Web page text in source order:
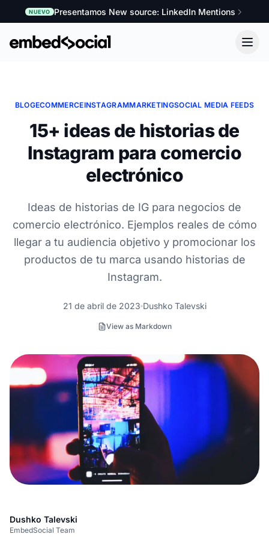
NUEVO Presentamos New source: LinkedIn Mentions
BLOGECOMMERCEINSTAGRAMMARKETINGSOCIAL MEDIA FEEDS
15+ ideas de historias de
Instagram para comercio
electrónico
Ideas de historias de IG para negocios de
comercio electrónico. Ejemplos reales de cómo
llegar a tu audiencia objetivo y promocionar los
productos de tu marca usando historias de
Instagram.
21 de abril de 2023 Dushko Talevski
View as Markdown
Dushko Talevski
EmbedSocial Team